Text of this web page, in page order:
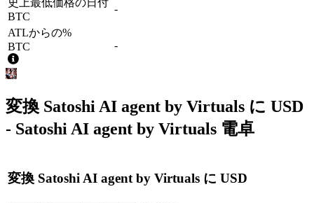
BTC
-
ATLからの%
BTC
-
変換 Satoshi AI agent by Virtuals に USD
- Satoshi AI agent by Virtuals 電卓
変換 Satoshi AI agent by Virtuals に USD